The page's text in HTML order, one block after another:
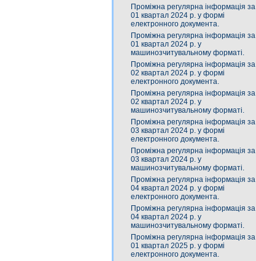
Проміжна регулярна інформація за
01 квартал 2024 р. у формі
електронного документа.
Проміжна регулярна інформація за
01 квартал 2024 р. у
машинозчитувальному форматі.
Проміжна регулярна інформація за
02 квартал 2024 р. у формі
електронного документа.
Проміжна регулярна інформація за
02 квартал 2024 р. у
машинозчитувальному форматі.
Проміжна регулярна інформація за
03 квартал 2024 р. у формі
електронного документа.
Проміжна регулярна інформація за
03 квартал 2024 р. у
машинозчитувальному форматі.
Проміжна регулярна інформація за
04 квартал 2024 р. у формі
електронного документа.
Проміжна регулярна інформація за
04 квартал 2024 р. у
машинозчитувальному форматі.
Проміжна регулярна інформація за
01 квартал 2025 р. у формі
електронного документа.